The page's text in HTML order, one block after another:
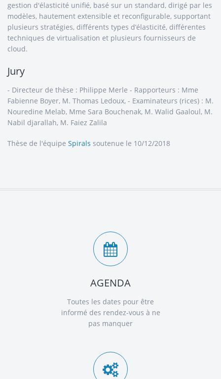
gestion d'élasticité unifié, basé sur un standard, dirigé par les
modèles, hautement extensible et reconfigurable, supportant
plusieurs stratégies, différents types d’élasticité, différentes
techniques de virtualisation et plusieurs fournisseurs de
cloud.
Jury
- Directeur de thèse : Philippe Merle - Rapporteurs : Mme
Fabienne Boyer, M. Thomas Ledoux, - Examinateurs (rices) : M.
Nouredine Melab, Mme Sara Bouchenak, M. Walid Gaaloul, M.
Nabil djarallah, M. Faiez Zalila
Thèse de l'équipe Spirals soutenue le 10/12/2018
AGENDA
Toutes les dates pour être
informé des rendez-vous à ne
pas manquer